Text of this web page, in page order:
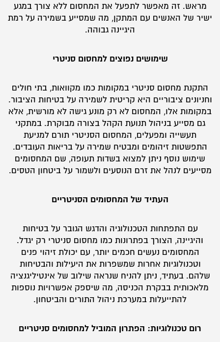
מראש. זה מאפשר לתפעל את המחסום ללא צורך במגע
ישיר של האנשים עם המתקן, מה שמסייע בשמירה על רמת
היגיינה גבוהה.
שימושים נפוצים למחסום סניטרי
התקנת מחסום סניטרי במקומות כמו מקוואות, בתי חולים
וחניונים ציבוריים היא קריטית לשמירה על בטיחות הציבור.
במקומות אלו, המחסום לא רק מונע גישה לא מורשית, אלא
גם מסייע בניהול תנועת הקהל בצורה מבוקרת. במתקני
תעשייה ומפעלים, המחסום הסניטרי תורם למניעת
התפשטות זיהומים ומבטיח שמירה על בריאות העובדים.
שימוש נוסף ניתן למצוא בשדות תעופה, שם המחסומים
מסייעים לנהל את זרם הנוסעים ולשמור על ביטחון הטסים.
העתיד של המחסומים הסניטריים
עם התפתחות הטכנולוגיה והדגש הגובר על בטיחות
והיגיינה, הצורך בפתרונות כמו מחסום סניטרי רק יגדל.
המחסומים נעשים חכמים יותר, עם יכולת זיהוי פנים
וטכנולוגיות אחרות שמשפרות את היעילות והבטיחות
שלהם. בעתיד, ניתן להניח שנראה שילוב של אינטיליגנציה
מלאכותית בבקרת הכניסה, מה שיספק אפשרויות נוספות
להתייעלות במערכת ניהול התורים והביטחון.
רום טכנולוגיות: הפתרון המוביל למחסומים סניטריים